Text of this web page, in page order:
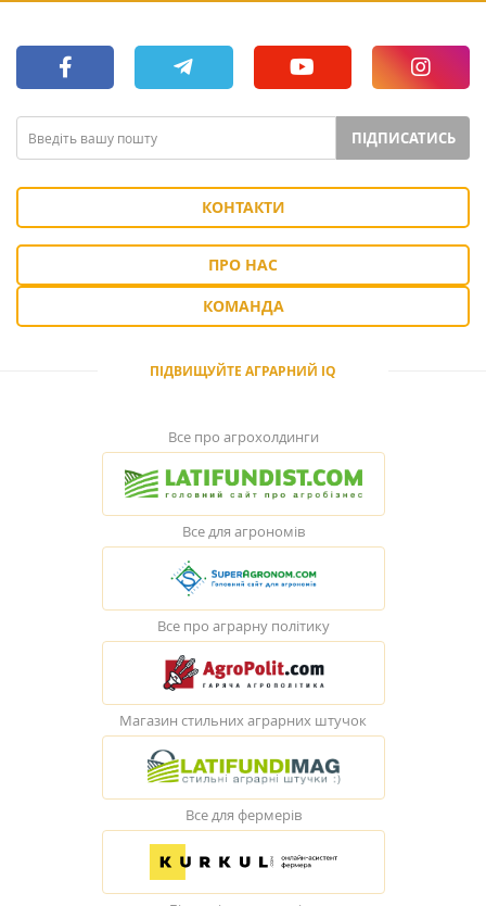
ПІДПИСАТИСЬ
КОНТАКТИ
ПРО НАС
КОМАНДА
ПІДВИЩУЙТЕ АГРАРНИЙ IQ
Все про агрохолдинги
Все для агрономів
Все про аграрну політику
Магазин стильних аграрних штучок
Все для фермерів